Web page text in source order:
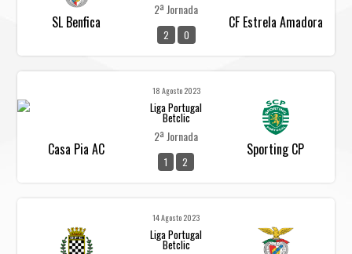
SL Benfica
2ª Jornada
2 0
CF Estrela Amadora
Casa Pia AC
18 Agosto 2023
Liga Portugal
Betclic
2ª Jornada
1 2
Sporting CP
14 Agosto 2023
Liga Portugal
Betclic